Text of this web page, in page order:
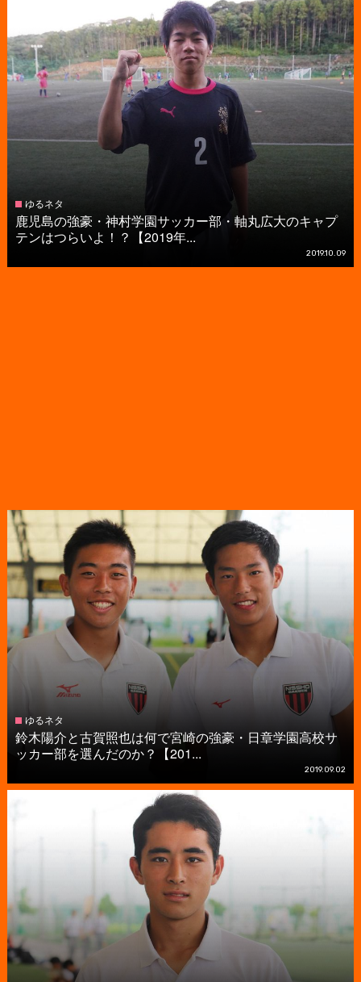
ゆるネタ
鹿児島の強豪・神村学園サッカー部・軸丸広大のキャプ
テンはつらいよ！？【2019年...
2019.10.09
ゆるネタ
鈴木陽介と古賀照也は何で宮崎の強豪・日章学園高校サ
ッカー部を選んだのか？【201...
2019.09.02